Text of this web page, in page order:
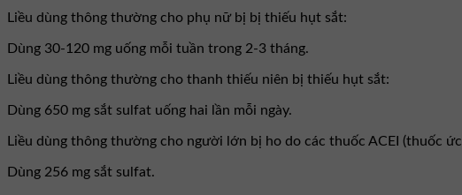
Liều dùng thông thường cho phụ nữ bị bị thiếu hụt sắt:
Dùng 30-120 mg uống mỗi tuần trong 2-3 tháng.
Liều dùng thông thường cho thanh thiếu niên bị thiếu hụt sắt:
Dùng 650 mg sắt sulfat uống hai lần mỗi ngày.
Liều dùng thông thường cho người lớn bị ho do các thuốc ACEI (thuốc
Dùng 256 mg sắt sulfat.